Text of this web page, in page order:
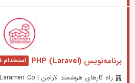
برنامه‌نویس (PHP (Laravel
راه کارهای هوشمند لارامِن | Laramen Co.